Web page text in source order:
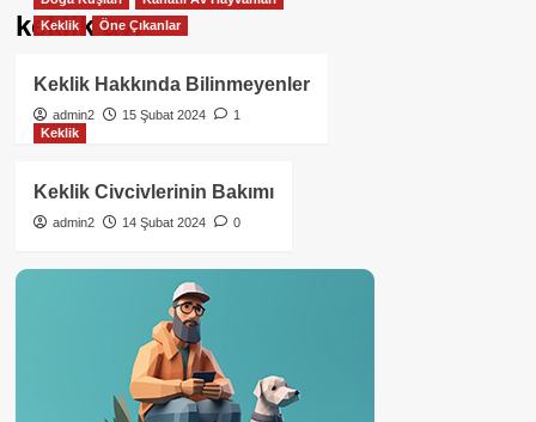
keklik avı
Keklik
Öne Çıkanlar
Keklik Hakkında Bilinmeyenler
admin2 15 Şubat 2024
1
Keklik
Keklik Civcivlerinin Bakımı
admin2 14 Şubat 2024 0